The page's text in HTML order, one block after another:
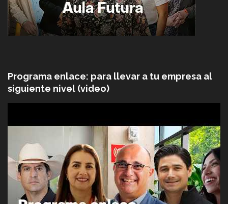
Programa enlace: para llevar a tu empresa al
siguiente nivel (video)